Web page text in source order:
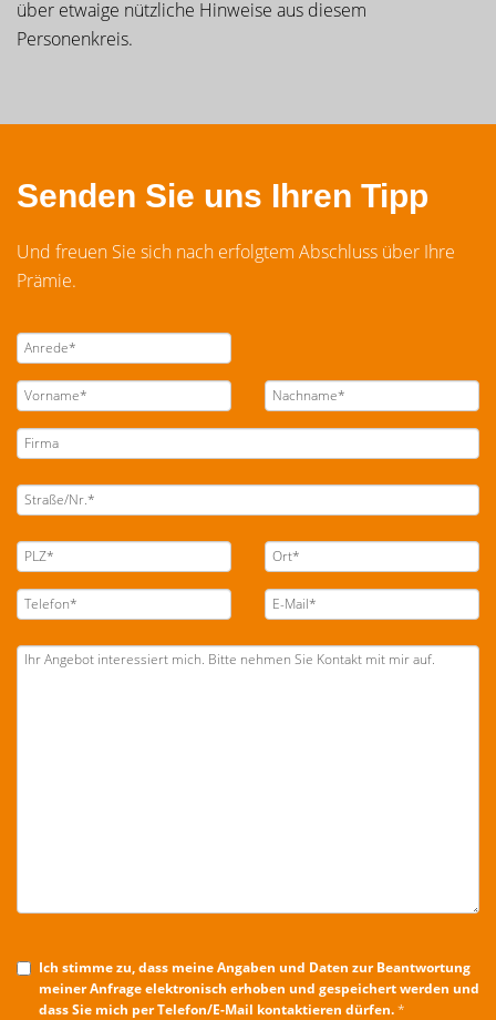
über etwaige nützliche Hinweise aus diesem
Personenkreis.
Senden Sie uns Ihren Tipp
Und freuen Sie sich nach erfolgtem Abschluss über Ihre
Prämie.
Ich stimme zu, dass meine Angaben und Daten zur Beantwortung
meiner Anfrage elektronisch erhoben und gespeichert werden und
dass Sie mich per Telefon/E-Mail kontaktieren dürfen.*